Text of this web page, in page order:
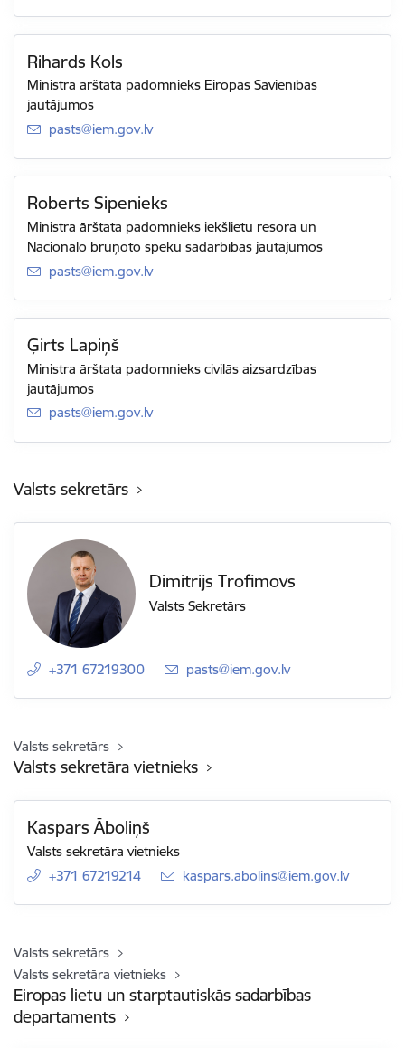
Rihards Kols
Ministra ārštata padomnieks Eiropas Savienības
jautājumos
E-pasts:
pasts@iem.gov.lv
Roberts Sipenieks
Ministra ārštata padomnieks iekšlietu resora un
Nacionālo bruņoto spēku sadarbības jautājumos
E-pasts:
pasts@iem.gov.lv
Ģirts Lapiņš
Ministra ārštata padomnieks civilās aizsardzības
jautājumos
E-pasts:
pasts@iem.gov.lv
Valsts sekretārs
Dimitrijs Trofimovs
Valsts Sekretārs
+371 67219300 E-pasts:
pasts@iem.gov.lv
Valsts sekretārs
Valsts sekretāra vietnieks
Kaspars Āboliņš
Valsts sekretāra vietnieks
+371 67219214
E-pasts:
kaspars.abolins@iem.gov.lv
Valsts sekretārs
Valsts sekretāra vietnieks
Eiropas lietu un starptautiskās sadarbības
departaments